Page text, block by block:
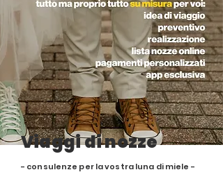
Viaggi di nozze
- consulenze per la vostra luna di miele -